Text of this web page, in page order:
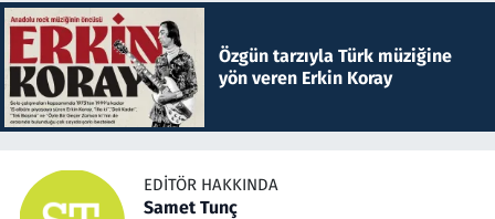
Özgün tarzıyla Türk müziğine
yön veren Erkin Koray
EDITÖR HAKKINDA
Samet Tunç